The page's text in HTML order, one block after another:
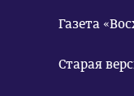
Газета
Старая